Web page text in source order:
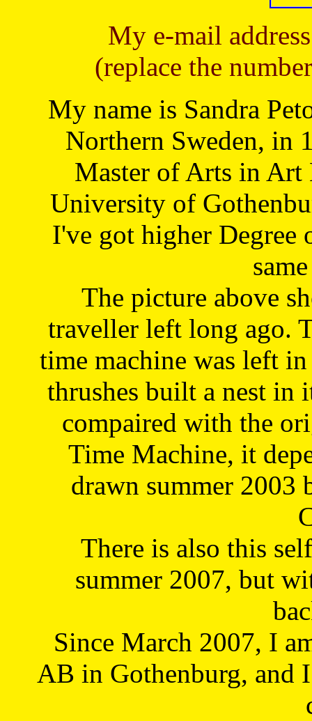
My e-mail
(replace the
My name is Sandra
Northern Sweden, in
Master of Arts in Art
University of
I've got higher Degree
The picture above
traveller left long ago.
time machine was left
thrushes built a nest in
compaired with the
Time Machine, it
drawn summer 2003
There is also this
summer 2007, but
Since March 2007, I
AB in Gothenburg, and